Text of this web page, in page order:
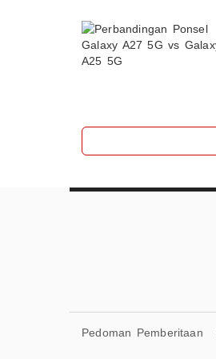
Pedoman Pemberitaan